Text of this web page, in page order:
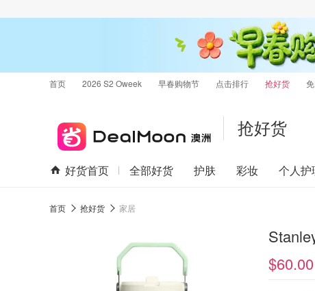
首页 2026 S2 Oweek 早春购物节 点击排行 抢好货
抢好货
好货首页 全部好货 护肤 彩妆 个人护
首页 抢好货 家居
$60.00